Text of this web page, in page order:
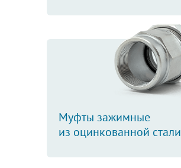
Муфты зажимные
из оцинкованной стали